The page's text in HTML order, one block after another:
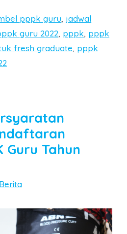
pppk guru, jadwal
guru 2022, pppk, pppk
fresh graduate, pppk
Guru Tahun
Categories
Berita